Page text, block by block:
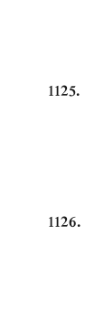
1125.
1126.